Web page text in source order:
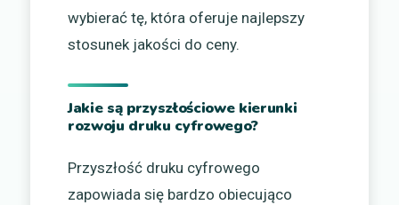
wybierać tę, która oferuje najlepszy
stosunek jakości do ceny.
Jakie są przyszłościowe kierunki
rozwoju druku cyfrowego?
Przyszłość druku cyfrowego
zapowiada się bardzo obiecująco